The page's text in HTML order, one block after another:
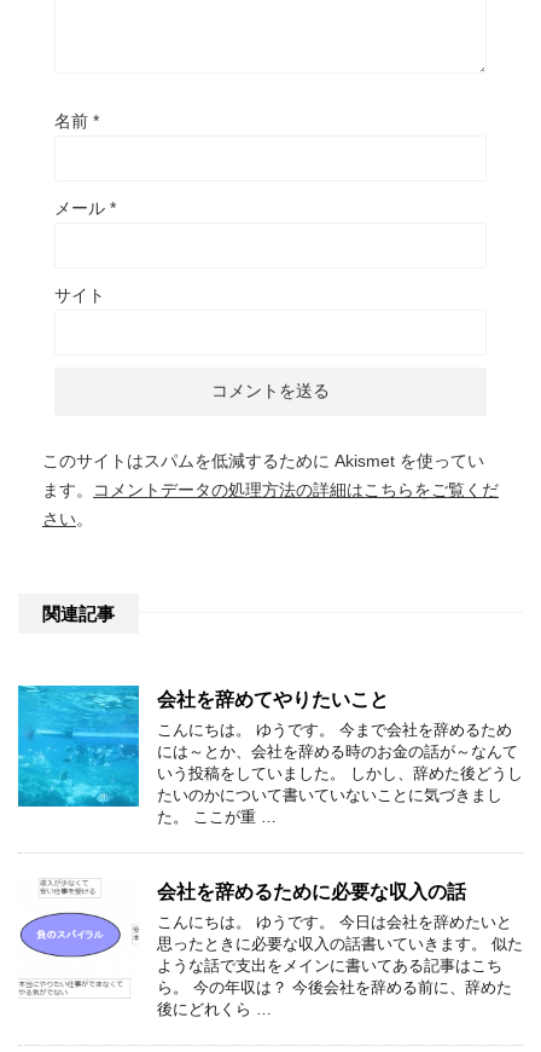
名前 *
メール *
サイト
このサイトはスパムを低減するために Akismet を使ってい
ます。
コメントデータの処理方法の詳細はこちらをご覧くだ
さい。
関連記事
会社を辞めてやりたいこと
こんにちは。 ゆうです。 今まで会社を辞めるため
には～とか、会社を辞める時のお金の話が～なんて
いう投稿をしていました。 しかし、辞めた後どうし
たいのかについて書いていないことに気づきまし
た。 ここが重 …
会社を辞めるために必要な収入の話
こんにちは。 ゆうです。 今日は会社を辞めたいと
思ったときに必要な収入の話書いていきます。 似た
ような話で支出をメインに書いてある記事はこち
ら。 今の年収は？ 今後会社を辞める前に、辞めた
後にどれくら …